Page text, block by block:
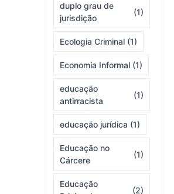
duplo grau de
jurisdição
(1)
Ecologia Criminal (1)
Economia Informal (1)
educação
antirracista
(1)
educação jurídica (1)
Educação no
Cárcere
(1)
Educação
(2)